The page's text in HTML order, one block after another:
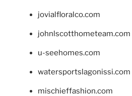
jovialfloralco.com
johnlscotthometeam.com
u-seehomes.com
watersportslagonissi.com
mischieffashion.com